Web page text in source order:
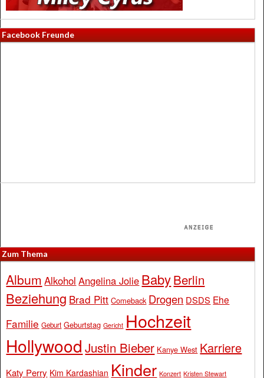
Facebook Freunde
Zum Thema
Album Alkohol Angelina Jolie BabyBerlin
Beziehung Brad Pitt Comeback Drogen DSDS Ehe
Familie Geburt Geburtstag Gericht Hochzeit
Hollywood Justin Bieber Kanye West Karriere
Katy Perry Kim Kardashian Kinder Konzert Kristen Stewart